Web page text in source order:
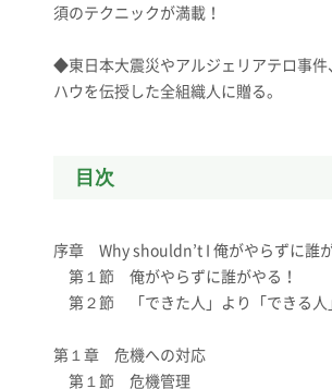
須のテクニックが満載！
◆東日本大震災やアルジェリアテロ事
ハウを伝授した全組織人に贈る。
目次
序章 Why shouldn’t I 俺がやらずに誰
第１節 俺がやらずに誰がやる！
第２節 「できた人」より「できる人
第１章 危機への対応
第１節 危機管理